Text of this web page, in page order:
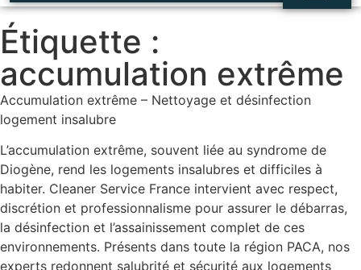
Étiquette :
accumulation extrême
Accumulation extrême – Nettoyage et désinfection
logement insalubre
L’accumulation extrême, souvent liée au syndrome de
Diogène, rend les logements insalubres et difficiles à
habiter. Cleaner Service France intervient avec respect,
discrétion et professionnalisme pour assurer le débarras,
la désinfection et l’assainissement complet de ces
environnements. Présents dans toute la région PACA, nos
experts redonnent salubrité et sécurité aux logements